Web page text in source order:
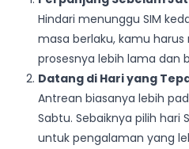
Hindari menunggu SIM
masa berlaku, kamu
prosesnya lebih lama dan
Datang di Hari yang
Antrean biasanya lebih
Sabtu. Sebaiknya pilih hari
untuk pengalaman yang